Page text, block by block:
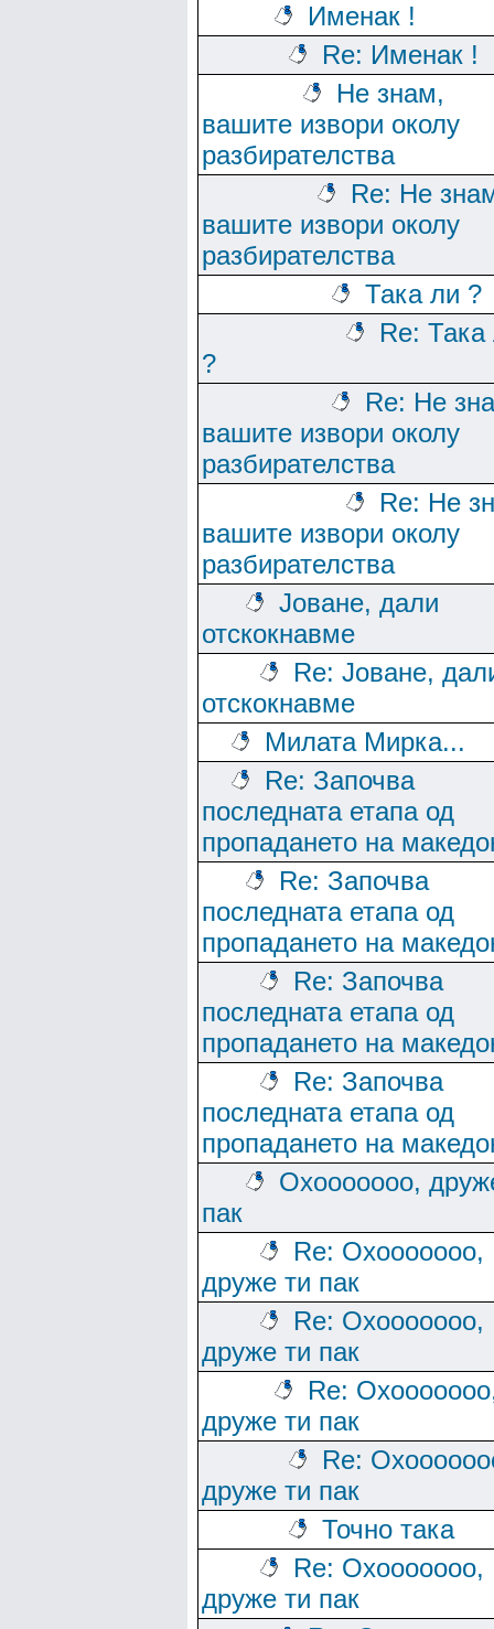
Именак !
Re: Именак !
Не знам,
вашите извори околу
разбирателства
Re: Не
вашите извори околу
разбирателства
Така ли ?
Re: Така
?
Re: Не
вашите извори околу
разбирателства
Re: Не
вашите извори околу
разбирателства
Јоване, дали
отскокнавме
Re: Јоване,
отскокнавме
Милата Мирка...
Re: Започва
последната етапа од
пропадането на
Re: Започва
последната етапа од
пропадането на
Re: Започва
последната етапа од
пропадането на
Re: Започва
последната етапа од
пропадането на
Охооооооо,
пак
Re: Охооооооо,
друже ти пак
Re: Охооооооо,
друже ти пак
Re:
друже ти пак
Re:
друже ти пак
Точно така
Re: Охооооооо,
друже ти пак